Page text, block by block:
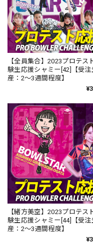
【全員集合】2023プロテス
験生応援シャミー[42]【受注
産：2〜3週間程度】
【緒方美空】2023プロテス
験生応援シャミー[44]【受注
産：2〜3週間程度】